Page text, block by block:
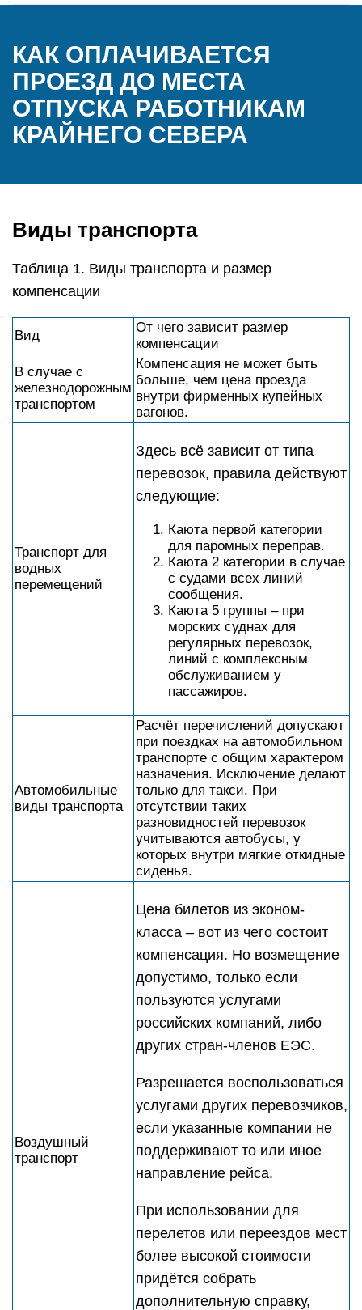
КАК ОПЛАЧИВАЕТСЯ
ПРОЕЗД ДО МЕСТА
ОТПУСКА РАБОТНИКАМ
КРАЙНЕГО СЕВЕРА
Виды транспорта
Таблица 1. Виды транспорта и размер
компенсации
Вид
От чего зависит размер
компенсации
В случае с
железнодорожным
транспортом
Компенсация не может быть
больше, чем цена проезда
внутри фирменных купейных
вагонов.
Транспорт для
водных
перемещений
Здесь всё зависит от типа
перевозок, правила действуют
следующие:
Каюта первой категории
для паромных переправ.
Каюта 2 категории в случае
с судами всех линий
сообщения.
Каюта 5 группы – при
морских суднах для
регулярных перевозок,
линий с комплексным
обслуживанием у
пассажиров.
Автомобильные
виды транспорта
Расчёт перечислений допускают
при поездках на автомобильном
транспорте с общим характером
назначения. Исключение делают
только для такси. При
отсутствии таких
разновидностей перевозок
учитываются автобусы, у
которых внутри мягкие откидные
сиденья.
Воздушный
транспорт
Цена билетов из эконом-
класса – вот из чего состоит
компенсация. Но возмещение
допустимо, только если
пользуются услугами
российских компаний, либо
других стран-членов ЕЭС.
Разрешается воспользоваться
услугами других перевозчиков,
если указанные компании не
поддерживают то или иное
направление рейса.
При использовании для
перелетов или переездов мест
более высокой стоимости
придётся собрать
дополнительную справку,